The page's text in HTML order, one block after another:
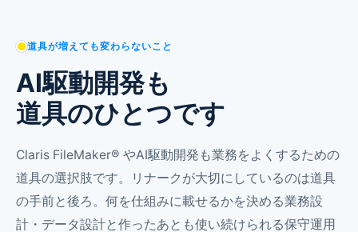
道具が増えても変わらないこと
AI駆動開発も
道具のひとつです
Claris FileMaker® やAI駆動開発も業務をよくするための
道具の選択肢です。リナークが大切にしているのは道具
の手前と後ろ。何を仕組みに載せるかを決める業務設
計・データ設計と作ったあとも使い続けられる保守運用